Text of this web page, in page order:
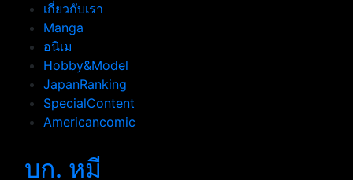
เกี่ยวกับเรา
Manga
อนิเม
Hobby&Model
JapanRanking
SpecialContent
Americancomic
บก. หมี